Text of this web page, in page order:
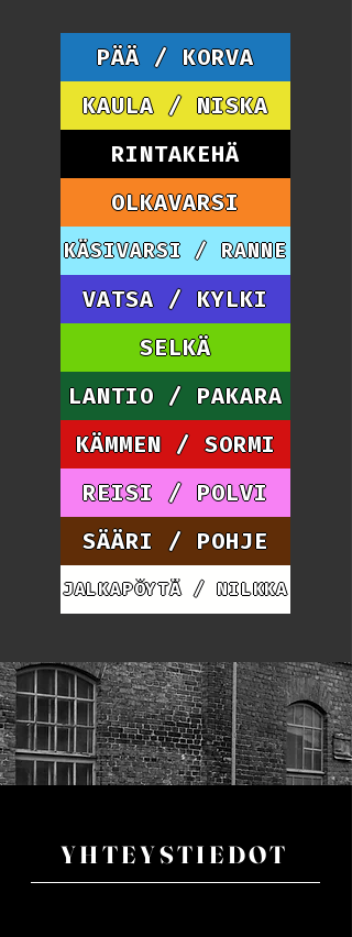
PÄÄ / KORVA
KAULA / NISKA
RINTAKEHÄ
OLKAVARSI
KÄSIVARSI / RANNE
VATSA / KYLKI
SELKÄ
LANTIO / PAKARA
KÄMMEN / SORMI
REISI / POLVI
SÄÄRI / POHJE
JALKAPÖYTÄ / NILKKA
YHTEYSTIEDOT